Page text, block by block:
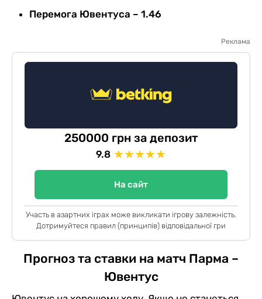
Перемога Ювентуса – 1.46
Реклама
250000 грн за депозит
9.8 ★★★★★
На сайт
Участь в азартних іграх може викликати ігрову залежність.
Дотримуйтеся правил (принципів) відповідальної гри
Прогноз та ставки на матч Парма –
Ювентус